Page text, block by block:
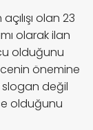
olan 23
olarak ilan
olduğunu
önemine
değil
olduğunu